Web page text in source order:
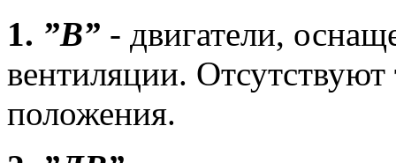
1. ”В” - двигатели,
вентиляции.
положения.